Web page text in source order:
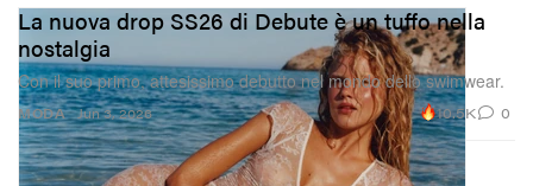
MODA
La nuova drop SS26 di Debute è un tuffo nella
nostalgia
Con il suo primo, attesissimo debutto nel mondo dello swimwear.
Jun 3, 2026 10.5K 0